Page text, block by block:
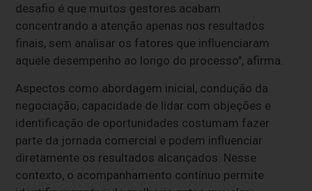
desafio é que muitos gestores acabam
concentrando a atenção apenas nos resultados
finais, sem analisar os fatores que influenciaram
aquele desempenho ao longo do processo", afirma.
Aspectos como abordagem inicial, condução da
negociação, capacidade de lidar com objeções e
identificação de oportunidades costumam fazer
parte da jornada comercial e podem influenciar
diretamente os resultados alcançados. Nesse
contexto, o acompanhamento contínuo permite